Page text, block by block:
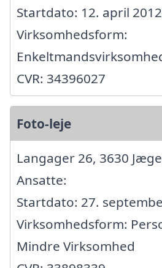
Startdato: 12. april
Virksomhedsform:
CVR: 34396027
Foto-leje
Langager 26, 3630
Ansatte:
Startdato: 27.
Virksomhedsform:
Mindre Virksomhed